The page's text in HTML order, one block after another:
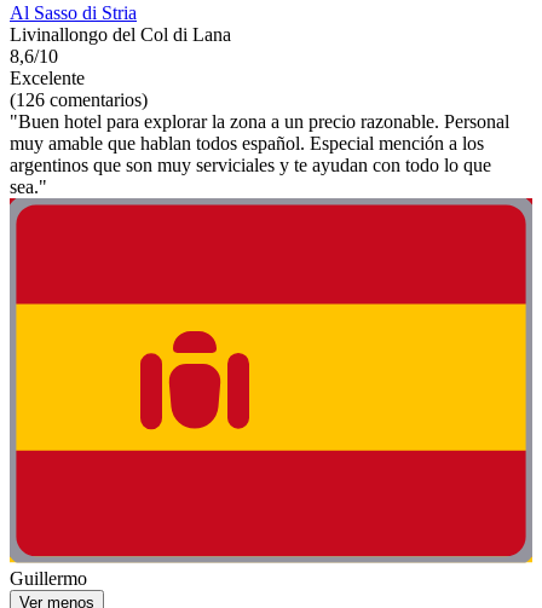
Al Sasso di Stria
Livinallongo del Col di Lana
8,6/10
Excelente
(126 comentarios)
"Buen hotel para explorar la zona a un precio razonable. Personal
muy amable que hablan todos español. Especial mención a los
argentinos que son muy serviciales y te ayudan con todo lo que
sea."
Guillermo
Ver menos